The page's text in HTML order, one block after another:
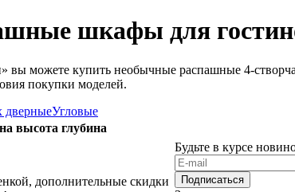
шкафы для
вы можете купить необычные распашные 4-
покупки моделей.
дверныеУгловые
высота глубина
дополнительные скидки
Будьте в курсе
Подписаться